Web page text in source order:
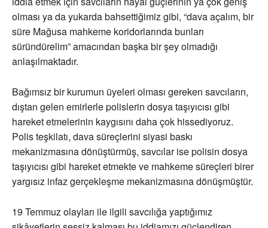
olması ya da yukarda bahsettiğimiz gibi, “dava açalım, bir
süre Mağusa mahkeme koridorlarında bunları
süründürelim” amacından başka bir şey olmadığı
anlaşılmaktadır.
Bağımsız bir kurumun üyeleri olması gereken savcıların,
dıştan gelen emirlerle polislerin dosya taşıyıcısı gibi
hareket etmelerinin kaygısını daha çok hissediyoruz.
Polis teşkilatı, dava süreçlerini siyasi baskı
mekanizmasına dönüştürmüş, savcılar ise polisin dosya
taşıyıcısı gibi hareket etmekte ve mahkeme süreçleri birer
yargısız infaz gerçekleşme mekanizmasına dönüşmüştür.
19 Temmuz olayları ile ilgili savcılığa yaptığımız